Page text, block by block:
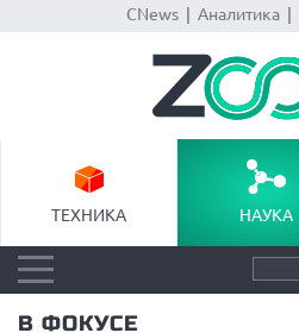
CNews| Аналитика|
ТЕХНИКА НАУКА
В ФОКУСЕ